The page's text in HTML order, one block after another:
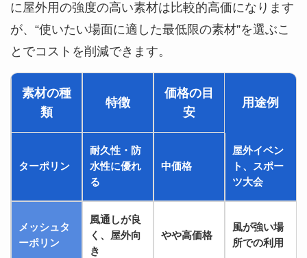
に屋外用の強度の高い素材は比較的高価になります
が、“使いたい場面に適した最低限の素材”を選ぶこ
とでコストを削減できます。
素材の種
類
特徴
価格の目
安
用途例
ターポリン
耐久性・防
水性に優れ
る
中価格
屋外イベン
ト、スポー
ツ大会
メッシュタ
ーポリン
風通しが良
く、屋外向
き
やや高価格
風が強い場
所での利用